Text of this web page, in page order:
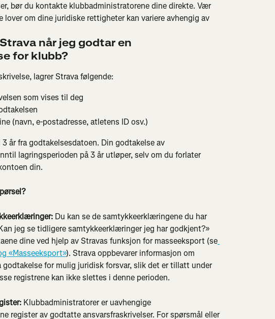
bør du kontakte klubbadministratorene dine direkte. Vær
lover om dine juridiske rettigheter kan variere avhengig av
når jeg godtar en
for klubb?
lagrer Strava følgende:
som vises til deg
(navn, e-postadresse, atletens ID osv.)
år fra godtakelsesdatoen. Din godtakelse av
lagringsperioden på 3 år utløper, selv om du forlater
din.
Du kan se de samtykkeerklæringene du har
jeg se tidligere samtykkeerklæringer jeg har godkjent?»
dine ved hjelp av Stravas funksjon for masseeksport (se
«Masseeksport»). Strava oppbevarer informasjon om
godtakelse for mulig juridisk forsvar, slik det er tillatt under
registrene kan ikke slettes i denne perioden.
Klubbadministratorer er uavhengige
register av godtatte ansvarsfraskrivelser. For spørsmål eller